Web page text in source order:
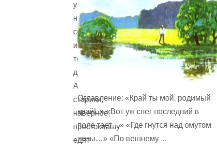
у
них
собачка
и
тоже
добрая.
А
старики,
наверное,
простоквашу
едят
Оглавление: «Край ты мой, родимый
край!..» «Вот уж снег последний в
поле тает…» «Где гнутся над омутом
лозы…» «По вешнему ...